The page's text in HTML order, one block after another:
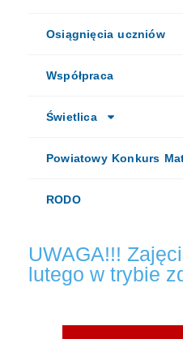
Osiągnięcia uczniów
Współpraca
Świetlica
Powiatowy Konkurs
RODO
UWAGA!!!
lutego w trybie